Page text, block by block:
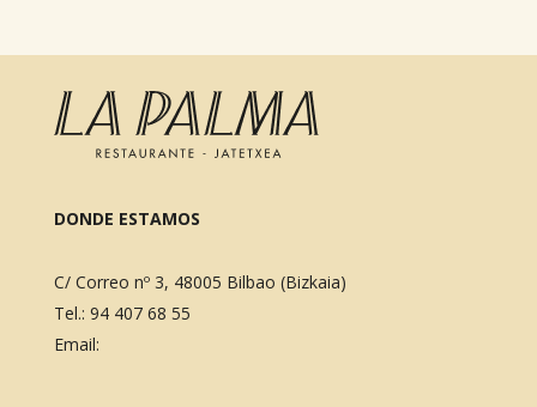
DONDE ESTAMOS
C/ Correo nº 3, 48005 Bilbao (Bizkaia)
Tel.: 94 407 68 55
Email: